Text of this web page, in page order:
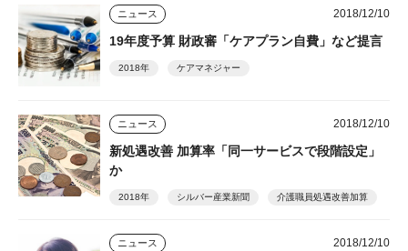
ニュース 2018/12/10
19年度予算 財政審「ケアプラン自費」など提言
2018年 ケアマネジャー
ニュース 2018/12/10
新処遇改善 加算率「同一サービスで段階設定」
か
2018年 シルバー産業新聞 介護職員処遇改善加算
ニュース 2018/12/10